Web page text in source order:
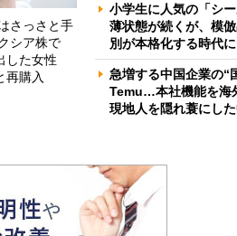
さっさと手
シア株で
した女性
再購入
小学生に人気の「シ
薄状態が続くが、模
別が本格化する時代に
急増する中国企業の“
Temu…本社機能を海
現地人を隠れ蓑にし